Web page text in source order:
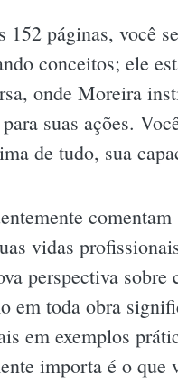
152 páginas, você
conceitos; ele
onde Moreira
suas ações.
de tudo, sua
vidas
perspectiva
em toda obra
em exemplos
importa é o que